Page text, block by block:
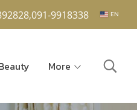
9918338 EN
More